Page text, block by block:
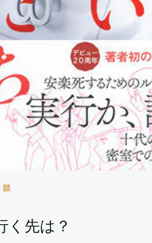
く先は？